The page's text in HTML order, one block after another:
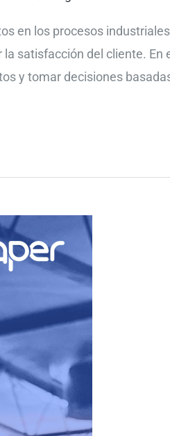
en los procesos
satisfacción del cliente. En
y tomar decisiones